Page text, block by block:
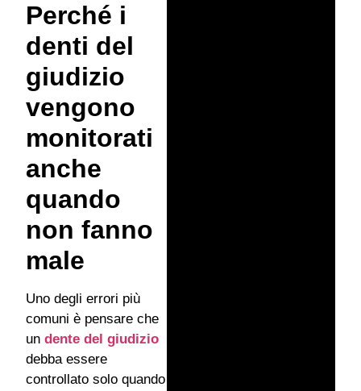
Perché i
denti del
giudizio
vengono
monitorati
anche
quando
non fanno
male
Uno degli errori più
comuni è pensare che
un dente del giudizio
debba essere
controllato solo quando